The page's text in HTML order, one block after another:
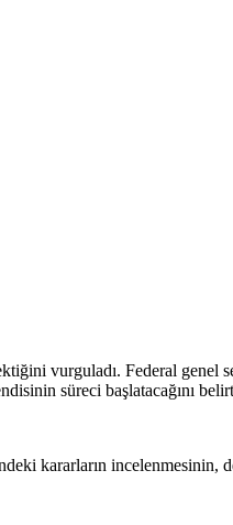
vurguladı. Federal genel
süreci başlatacağını
kararların incelenmesinin,